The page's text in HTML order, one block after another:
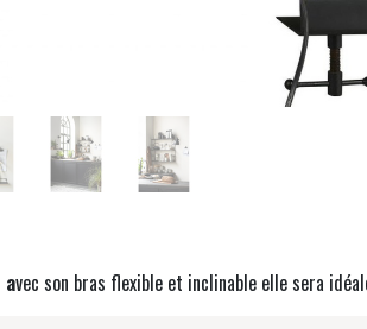
avec son bras flexible et inclinable elle sera